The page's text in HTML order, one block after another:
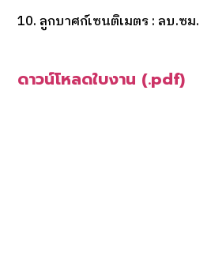
10. ลูกบาศก์เซนติเมตร : ลบ.ซม.
ดาวน์โหลดใบงาน (.pdf)